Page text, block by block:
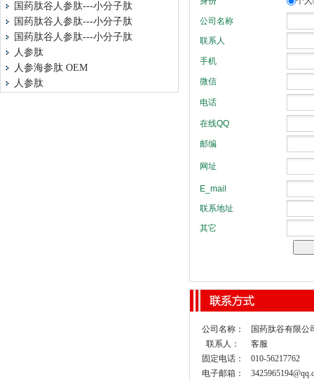
国药肽谷人参肽---小分子肽
国药肽谷人参肽---小分子肽
国药肽谷人参肽---小分子肽
人参肽
人参海参肽 OEM
人参肽
公司名称：
国药肽谷有限公
联系人：
客服
固定电话：
010-56217762
电子邮箱：